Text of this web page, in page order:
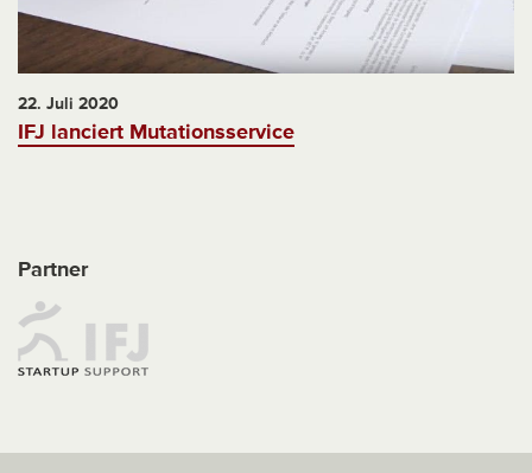
22. Juli 2020
IFJ lanciert Mutationsservice
Partner